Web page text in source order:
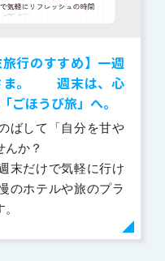
旅行のすすめ】一週
ま。 週末は、心
ごほうび旅」へ。
ばして「自分を甘や
んか？
末だけで気軽に行け
のホテルや旅のプラ